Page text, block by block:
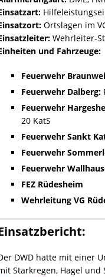
Ortslagen im
Wehrleiter-
und Fahrzeuge:
Feuerwehr
Feuerwehr Dalberg:
Feuerwehr
20 KatS
Feuerwehr Sankt
Feuerwehr
Feuerwehr
FEZ Rüdesheim
Wehrleitung VG
DWD hatte mit einer
Starkregen, Hagel